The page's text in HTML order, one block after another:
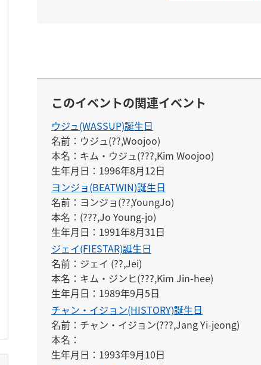
このイベントの関連イベント
ウジュ(WASSUP)誕生日
名前：ウジュ(??,Woojoo)
本名：キム・ウジュ(???,Kim Woojoo)
生年月日：1996年8月12日
ヨンジョ(BEATWIN)誕生日
名前：ヨンジョ(??,YoungJo)
本名：(???,Jo Young-jo)
生年月日：1991年8月31日
ジェイ(FIESTAR)誕生日
名前：ジェイ (??,Jei)
本名：キム・ジンヒ(???,Kim Jin-hee)
生年月日：1989年9月5日
チャン・イジョン(HISTORY)誕生日
名前：チャン・イジョン(???,Jang Yi-jeong)
本名：
生年月日：1993年9月10日